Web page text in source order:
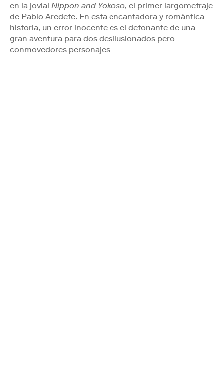
en la jovial Nippon and Yokoso, el primer largometraje
de Pablo Aredete. En esta encantadora y romántica
historia, un error inocente es el detonante de una
gran aventura para dos desilusionados pero
conmovedores personajes.